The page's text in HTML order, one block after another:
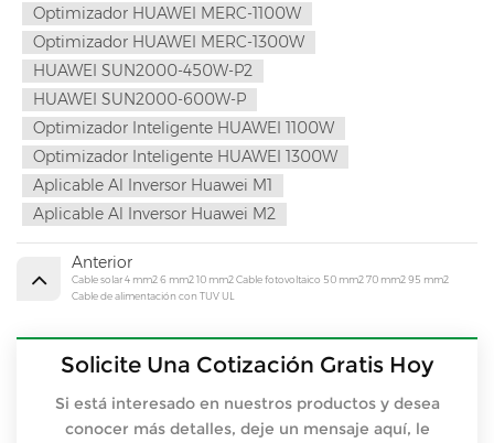
Optimizador HUAWEI MERC-1100W
Optimizador HUAWEI MERC-1300W
HUAWEI SUN2000-450W-P2
HUAWEI SUN2000-600W-P
Optimizador Inteligente HUAWEI 1100W
Optimizador Inteligente HUAWEI 1300W
Aplicable Al Inversor Huawei M1
Aplicable Al Inversor Huawei M2
Anterior
Cable solar 4 mm2 6 mm2 10 mm2 Cable fotovoltaico 50 mm2 70 mm2 95 mm2
Cable de alimentación con TUV UL
Solicite Una Cotización Gratis Hoy
Si está interesado en nuestros productos y desea
conocer más detalles, deje un mensaje aquí, le